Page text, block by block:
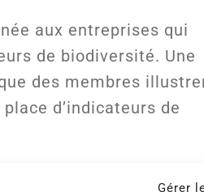
Gérer
aux entreprises qui
de biodiversité. Une
des membres
d’indicateurs de